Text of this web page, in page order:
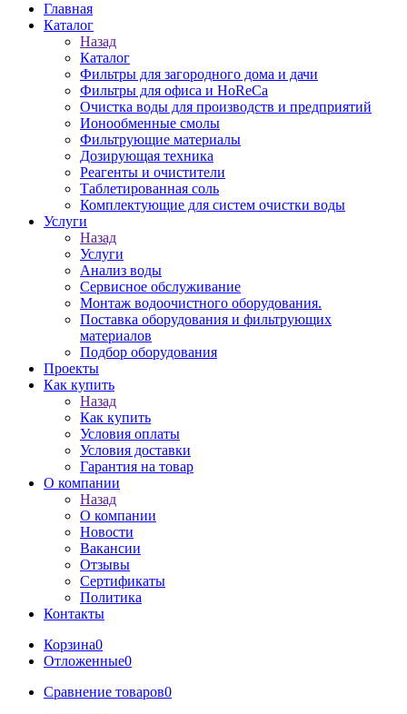
Главная
Каталог
Назад
Каталог
Фильтры для загородного дома и дачи
Фильтры для офиса и HoReCa
Очистка воды для производств и предприятий
Ионообменные смолы
Фильтрующие материалы
Дозирующая техника
Реагенты и очистители
Таблетированная соль
Комплектующие для систем очистки воды
Услуги
Назад
Услуги
Анализ воды
Сервисное обслуживание
Монтаж водоочистного оборудования.
Поставка оборудования и фильтрующих
материалов
Подбор оборудования
Проекты
Как купить
Назад
Как купить
Условия оплаты
Условия доставки
Гарантия на товар
О компании
Назад
О компании
Новости
Вакансии
Отзывы
Сертификаты
Политика
Контакты
Корзина0
Отложенные0
Сравнение товаров0